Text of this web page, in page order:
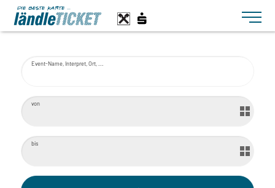
Toggle
Event-Name, Interpret, Ort, ...
von
bis